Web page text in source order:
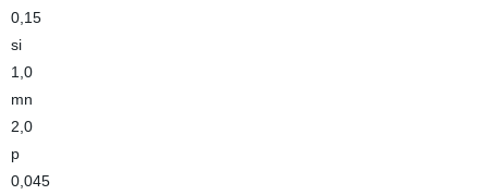
0,15
si
1,0
mn
2,0
p
0,045